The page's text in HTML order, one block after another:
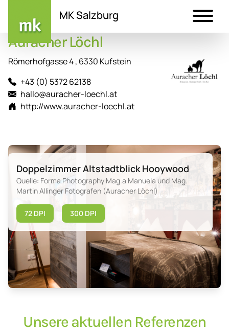
Inhalt
MK Salzburg
Auracher Löchl
Römerhofgasse 4 , 6330 Kufstein
+43 (0) 5372 62138
hallo@auracher-loechl.at
http://www.auracher-loechl.at
Doppelzimmer Altstadtblick Hooywood
Quelle: Forma Photography Mag.a Manuela und Mag.
Martin Allinger Fotografen (Auracher Löchl)
72 DPI 300 DPI
Unsere aktuellen Referenzen